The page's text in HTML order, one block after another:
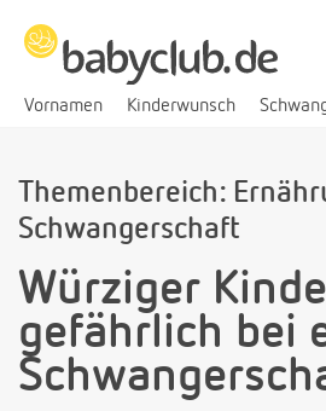
Vornamen Kinderwunsch
Themenbereich:
Schwangerschaft
Würziger
gefährlich bei